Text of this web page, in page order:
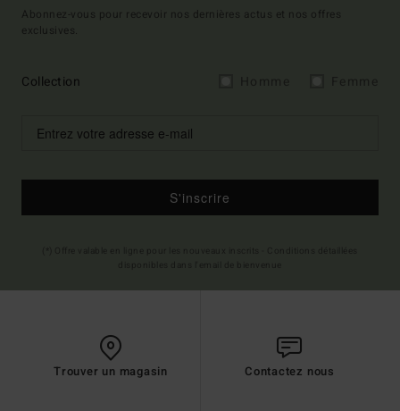
Abonnez-vous pour recevoir nos dernières actus et nos offres
exclusives.
Collection
S'inscrire
Trouver un magasin Contactez nous